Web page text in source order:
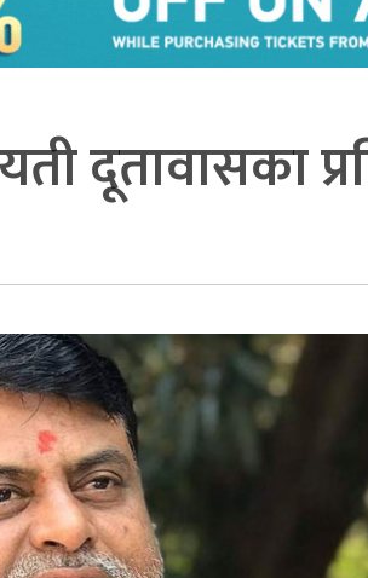
दूतावासका